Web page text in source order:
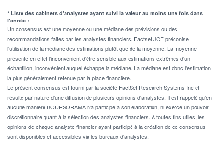
* Liste des cabinets d'analystes ayant suivi la valeur au moins une fois dans
l'année :
Un consensus est une moyenne ou une médiane des prévisions ou des
recommandations faites par les analystes financiers. Factset JCF préconise
l'utilisation de la médiane des estimations plutôt que de la moyenne. La moyenne
présente en effet l'inconvénient d'être sensible aux estimations extrêmes d'un
échantillon, inconvénient auquel échappe la médiane. La médiane est donc l'estimation
la plus généralement retenue par la place financière.
Le présent consensus est fourni par la société FactSet Research Systems Inc et
résulte par nature d'une diffusion de plusieurs opinions d'analystes. Il est rappelé qu'en
aucune manière BOURSORAMA n'a participé à son élaboration, ni exercé un pouvoir
discrétionnaire quant à la sélection des analystes financiers. A toutes fins utiles, les
opinions de chaque analyste financier ayant participé à la création de ce consensus
sont disponibles et accessibles via les bureaux d'analystes.